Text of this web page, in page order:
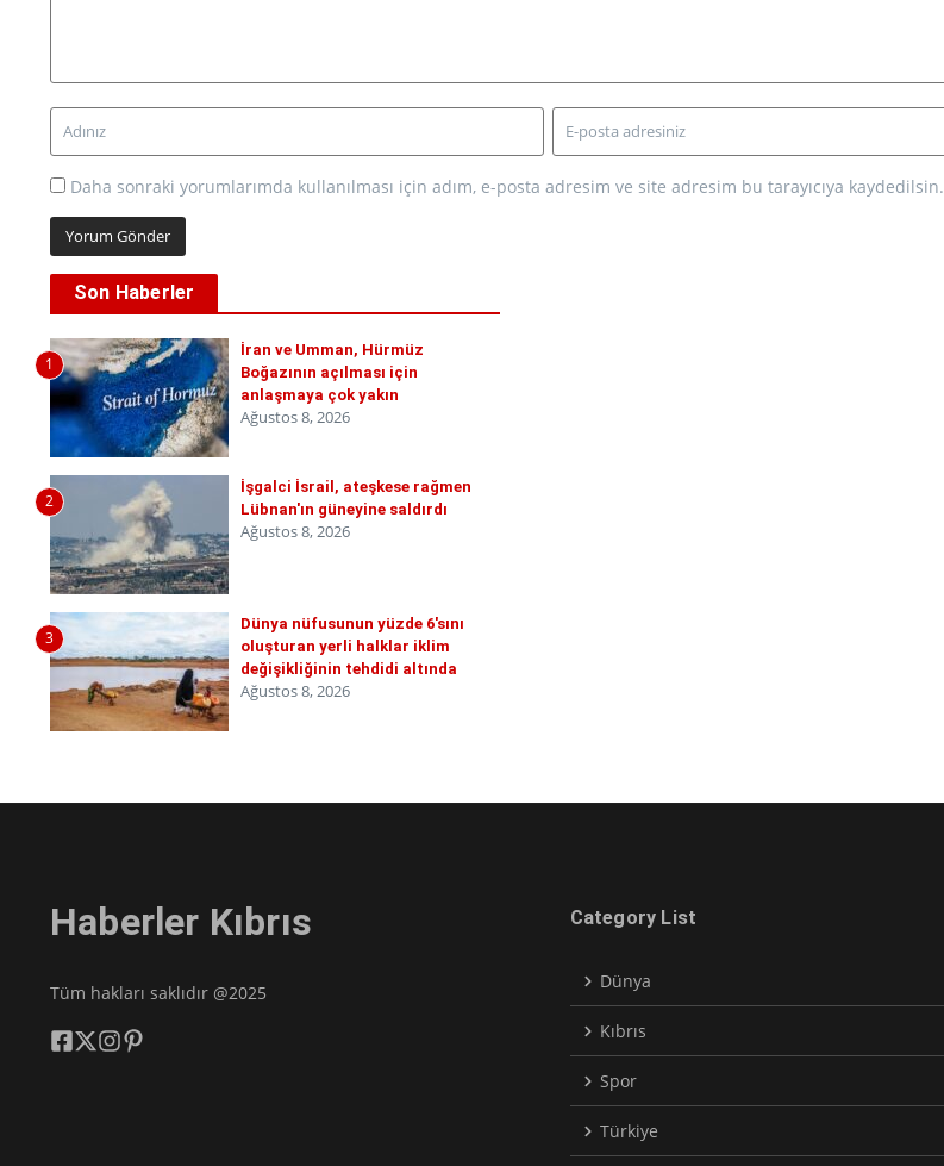
Daha sonraki yorumlarımda kullanılması için adım, e-posta adresim ve site adresim bu tarayıcıya kaydedilsin.
Son Haberler
1
İran ve Umman, Hürmüz
Boğazının açılması için
anlaşmaya çok yakın
Ağustos 8, 2026
2
İşgalci İsrail, ateşkese rağmen
Lübnan'ın güneyine saldırdı
Ağustos 8, 2026
3
Dünya nüfusunun yüzde 6'sını
oluşturan yerli halklar iklim
değişikliğinin tehdidi altında
Ağustos 8, 2026
Haberler Kıbrıs
Tüm hakları saklıdır @2025
Category List
Dünya
Kıbrıs
Spor
Türkiye